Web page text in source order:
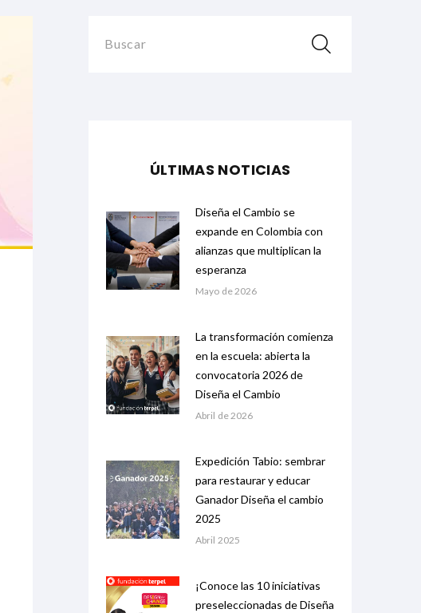
Buscar
ÚLTIMAS NOTICIAS
Diseña el Cambio se
expande en Colombia con
alianzas que multiplican la
esperanza
Mayo de 2026
La transformación comienza
en la escuela: abierta la
convocatoria 2026 de
Diseña el Cambio
Abril de 2026
Expedición Tabio: sembrar
para restaurar y educar
Ganador Diseña el cambio
2025
Abril 2025
¡Conoce las 10 iniciativas
preseleccionadas de Diseña